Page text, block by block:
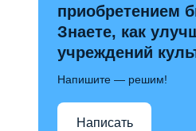
приобретением
Знаете, как
учреждений
Напишите — решим!
Написать